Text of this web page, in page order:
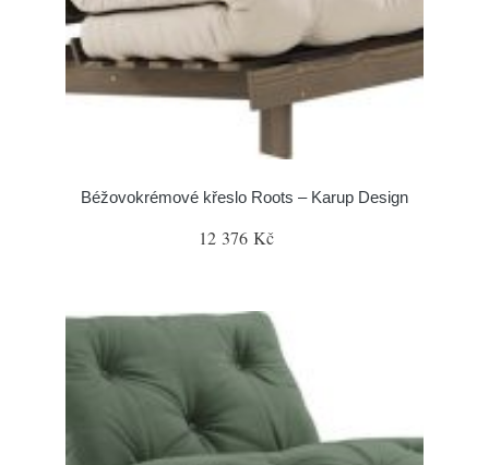
Béžovokrémové křeslo Roots – Karup Design
12 376 Kč